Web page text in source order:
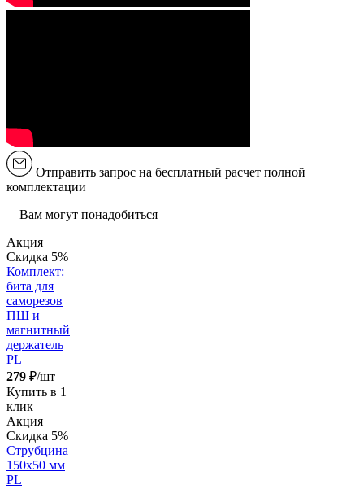
Отправить запрос на бесплатный расчет полной
комплектации
Вам могут понадобиться
Акция
Скидка 5%
Комплект:
бита для
саморезов
ПШ и
магнитный
держатель
PL
279 ₽/шт
Купить в 1
клик
Акция
Скидка 5%
Струбцина
150х50 мм
PL